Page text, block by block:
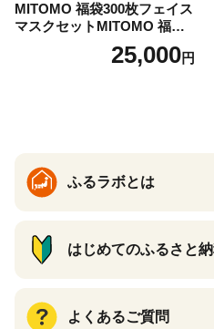
MITOMO 福袋300枚フェイス
マスクセットMITOMO 福袋3
00枚フェイスマスクセット
ふるさと納税 パック ファイ
25,000円
ふるラボとは
はじめてのふるさと
よくあるご質問